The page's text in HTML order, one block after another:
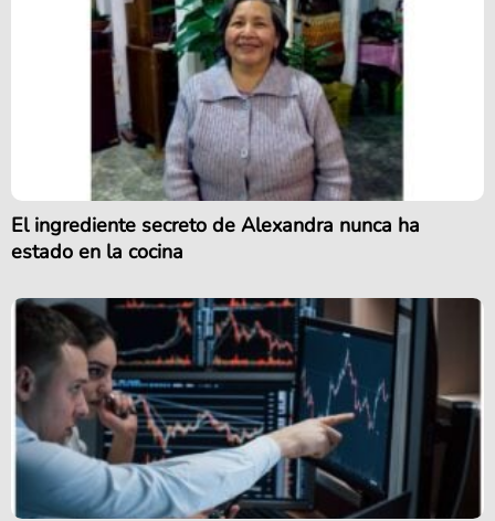
El ingrediente secreto de Alexandra nunca ha
estado en la cocina